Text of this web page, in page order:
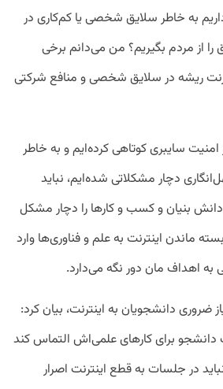
به خاطر سلایق شخصی یا کم‌کاری در
از مردم بگیریم؟ من می‌دانم برخی
ریشه‌ در سلایق شخصی و منافع شرکتی
امنیت سایبری کوتاهی کرده‌ایم و به خاطر
دچار مشکلاتی شده‌ایم، نباید
بنیان و کسب و کارها را دچار مشکل
ماندن اینترنت به علم و فناوری‌ها وارد
به اهداف مان دور نگه می‌دارد.
ضروری دانشجویان به اینترنت، بیان کرد:
دانشجو برای کارهای علمی‌اش التماس کند
در جلسات به قطع اینترنت اصرار